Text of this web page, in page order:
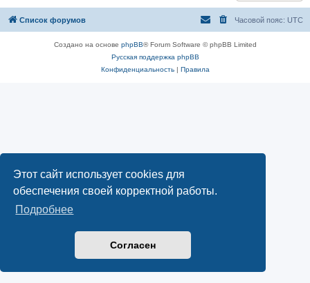
Этот сайт использует cookies для
обеспечения своей корректной работы.
Подробнее
Согласен
Список форумов Часовой пояс: UTC
Создано на основе phpBB® Forum Software © phpBB Limited
Русская поддержка phpBB
Конфиденциальность| Правила